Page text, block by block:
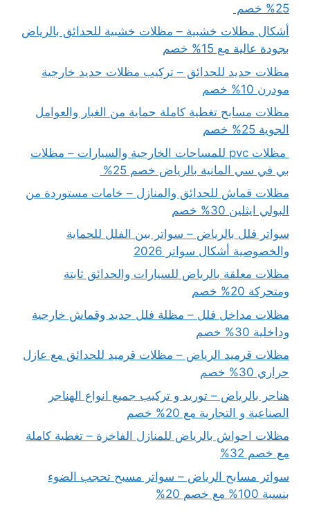
25% خصم
أشكال مظلات خشبية – مظلات خشبية للحدائق بالرياض
بجودة عالية مع 15% خصم
مظلات حديد للحدائق – تركيب مظلات حديد خارجية
مودرن 10% خصم
مظلات مسابح تغطية كاملة حماية من الغبار والعوامل
الجوية 25% خصم
مظلات pvc للمساحات الخارجية والسيارات – مظلات
بي في سي المانية بالرياض خصم 25%
مظلات قماش للحدائق والمنازل – خامات مستوردة من
البولي ايثلين 30% خصم
سواتر فلل بالرياض – سواتر بين الفلل للحماية
والخصوصية أشكال سواتر 2026
مظلات معلقة بالرياض للسيارات والحدائق ثابتة
ومتحركة 20% خصم
مظلات مداخل فلل – مظلة فلل حديد وقماش خارجية
وداخلية 30% خصم
مظلات قرميد الرياض – مظلات قرميد للحدائق مع عازل
حراري 30% خصم
هناجر بالرياض – توريد و تركيب جميع انواع الهناجر
الصناعية و التجارية مع 20% خصم
مظلات احواش بالرياض للمنازل الفاخرة – تغطية كاملة
مع خصم 32%
سواتر مسابح الرياض – سواتر مسبح تحجب الضوء
بنسبة 100% مع خصم 20%